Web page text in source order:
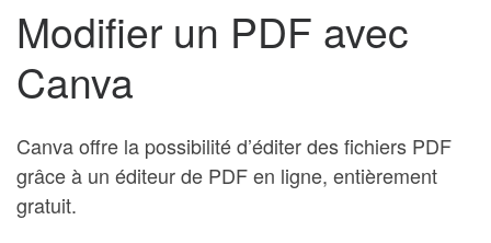
Modifier un PDF avec
Canva
Canva offre la possibilité d’éditer des fichiers PDF
grâce à un éditeur de PDF en ligne, entièrement
gratuit.